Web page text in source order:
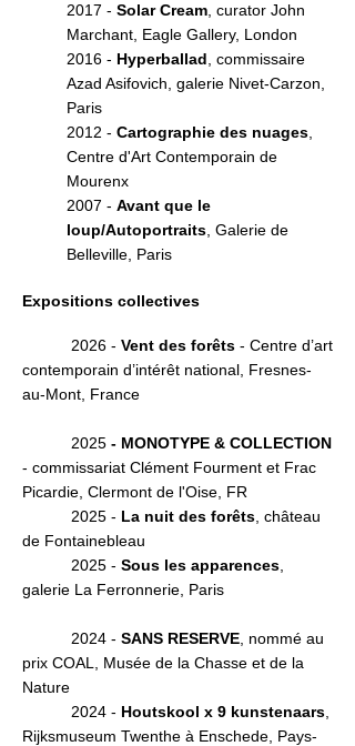
2017 - Solar Cream , curator John
Marchant, Eagle Gallery, London
2016 - Hyperballad , commissaire
Azad Asifovich, galerie Nivet-Carzon,
Paris
2012 - Cartographie des nuages
Centre d'Art Contemporain de
Mourenx
2007 - Avant que le
loup/Autoportraits , Galerie de
Belleville, Paris
Expositions collectives
2026 - Vent des forêts - Centre d’art
contemporain d’intérêt national, Fresnes-
au-Mont, France
2025 - MONOTYPE & COLLECTION
- commissariat Clément Fourment et Frac
Picardie, Clermont de l'Oise, FR
2025 - La nuit des forêts , château
de Fontainebleau
2025 - Sous les apparences
galerie La Ferronnerie, Paris
2024 - SANS RESERVE , nommé au
prix COAL, Musée de la Chasse et de la
Nature
2024 - Houtskool x 9 kunstenaars
Rijksmuseum Twenthe à Enschede, Pays-